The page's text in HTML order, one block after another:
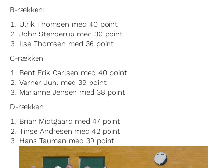
B-rækken:
Ulrik Thomsen med 40 point
John Stenderup med 36 point
Ilse Thomsen med 36 point
C-rækken
Bent Erik Carlsen med 40 point
Verner Juhl med 39 point
Marianne Jensen med 38 point
D-rækken
Brian Midtgaard med 47 point
Tinse Andresen med 42 point
Hans Tauman med 39 point